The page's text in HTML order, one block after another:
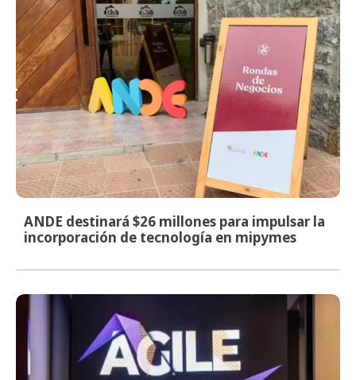
ANDE destinará $26 millones para impulsar la
incorporación de tecnología en mipymes